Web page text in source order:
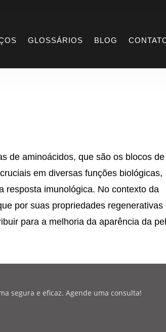
GLOSSÁRIOS BLOG
de aminoácidos, que são os blocos de
em diversas funções biológicas,
resposta imunológica. No contexto da
por suas propriedades regenerativas
para a melhoria da aparência da
segura e eficaz. Agende uma consulta!